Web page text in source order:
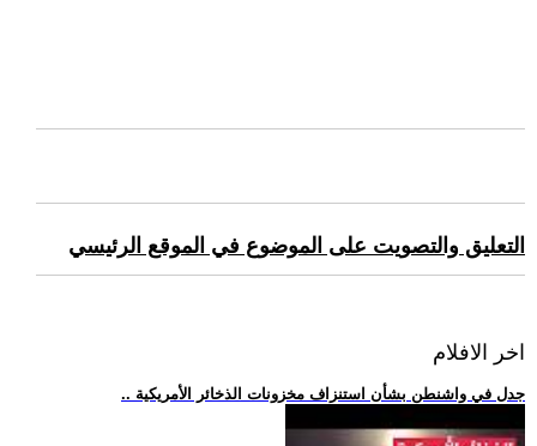
التعليق والتصويت على الموضوع في الموقع الرئيسي
اخر الافلام
.. جدل في واشنطن بشأن استنزاف مخزونات الذخائر الأمريكية